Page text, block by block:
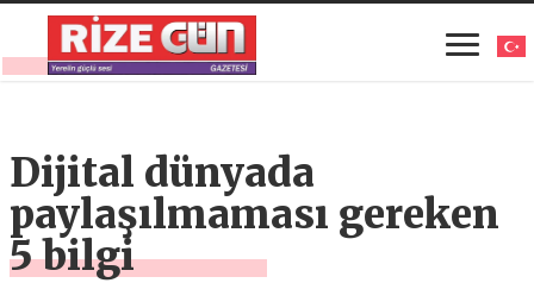
Dijital dünyada
paylaşılmaması gereken
5 bilgi